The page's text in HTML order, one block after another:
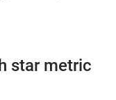
star metric